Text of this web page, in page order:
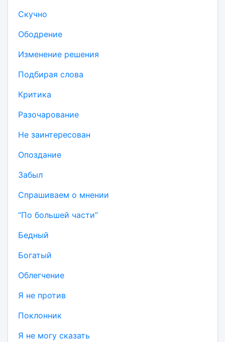
Скучно
Ободрение
Изменение решения
Подбирая слова
Критика
Разочарование
Не заинтересован
Опоздание
Забыл
Спрашиваем о мнении
“По большей части”
Бедный
Богатый
Облегчение
Я не против
Поклонник
Я не могу сказать